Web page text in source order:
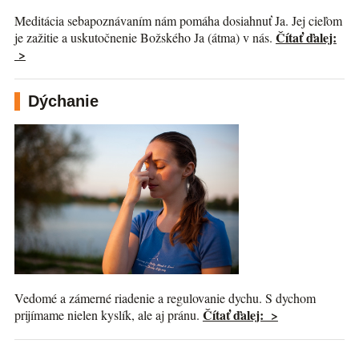
Meditácia sebapoznávaním nám pomáha dosiahnuť Ja. Jej cieľom
je zažitie a uskutočnenie Božského Ja (átma) v nás. Čítať ďalej:
>
Dýchanie
Vedomé a zámerné riadenie a regulovanie dychu. S dychom
prijímame nielen kyslík, ale aj pránu. Čítať ďalej: >